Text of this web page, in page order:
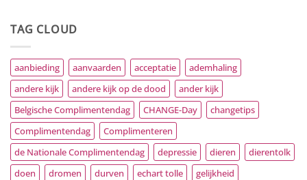
TAG CLOUD
aanbieding aanvaarden acceptatie
ademhaling
andere kijk
andere kijk op de dood
ander kijk
Belgische Complimentendag
CHANGE-Day
changetips
Complimentendag
Complimenteren
de Nationale Complimentendag
depressie dieren
dierentolk
doen
dromen durven echart tolle
gelijkheid